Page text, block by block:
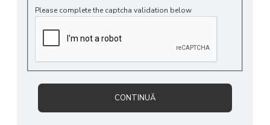
Please complete the captcha validation below
CONTINUĂ